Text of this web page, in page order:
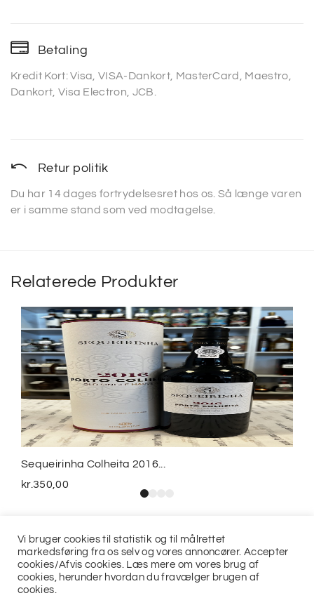
Betaling
Kredit Kort: Visa, VISA-Dankort, MasterCard, Maestro,
Dankort, Visa Electron, JCB.
Retur politik
Du har 14 dages fortrydelsesret hos os. Så længe varen
er i samme stand som ved modtagelse.
Relaterede Produkter
Sequeirinha Colheita 2016...
kr.350,00
Vi bruger cookies til statistik og til målrettet
markedsføring fra os selv og vores annoncører. Accepter
cookies/Afvis cookies. Læs mere om vores brug af
cookies, herunder hvordan du fravælger brugen af
cookies.